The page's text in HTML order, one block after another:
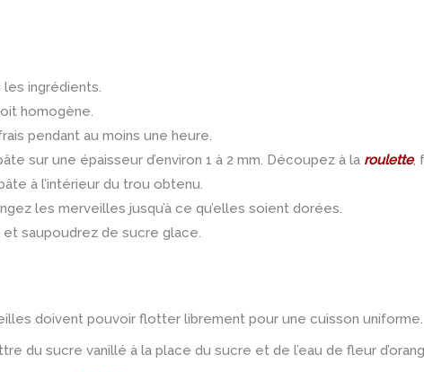
les ingrédients.
homogène.
pendant au moins une heure.
sur une épaisseur d’environ 1 à 2 mm. Découpez à la roulette,
à l’intérieur du trou obtenu.
les merveilles jusqu’à ce qu’elles soient dorées.
saupoudrez de sucre glace.
doivent pouvoir flotter librement pour une cuisson uniforme.
du sucre vanillé à la place du sucre et de l’eau de fleur